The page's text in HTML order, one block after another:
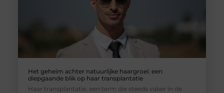
Het geheim achter natuurlijke haargroei: een
diepgaande blik op haar transplantatie
Haar transplantatie, een term die steeds vaker in de